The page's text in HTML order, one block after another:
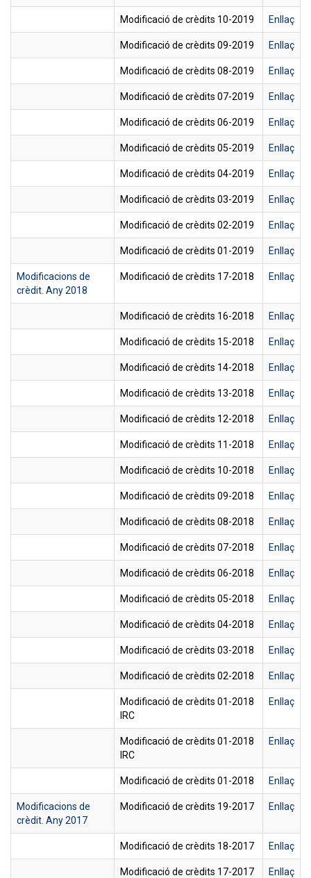
Modificació de crèdits 10-2019 Enllaç
Modificació de crèdits 09-2019 Enllaç
Modificació de crèdits 08-2019 Enllaç
Modificació de crèdits 07-2019 Enllaç
Modificació de crèdits 06-2019 Enllaç
Modificació de crèdits 05-2019 Enllaç
Modificació de crèdits 04-2019 Enllaç
Modificació de crèdits 03-2019 Enllaç
Modificació de crèdits 02-2019 Enllaç
Modificació de crèdits 01-2019 Enllaç
Modificacions de
crèdit. Any 2018
Modificació de crèdits 17-2018 Enllaç
Modificació de crèdits 16-2018 Enllaç
Modificació de crèdits 15-2018 Enllaç
Modificació de crèdits 14-2018 Enllaç
Modificació de crèdits 13-2018 Enllaç
Modificació de crèdits 12-2018 Enllaç
Modificació de crèdits 11-2018 Enllaç
Modificació de crèdits 10-2018 Enllaç
Modificació de crèdits 09-2018 Enllaç
Modificació de crèdits 08-2018 Enllaç
Modificació de crèdits 07-2018 Enllaç
Modificació de crèdits 06-2018 Enllaç
Modificació de crèdits 05-2018 Enllaç
Modificació de crèdits 04-2018 Enllaç
Modificació de crèdits 03-2018 Enllaç
Modificació de crèdits 02-2018 Enllaç
Modificació de crèdits 01-2018
IRC
Enllaç
Modificació de crèdits 01-2018
IRC
Enllaç
Modificació de crèdits 01-2018 Enllaç
Modificacions de
crèdit. Any 2017
Modificació de crèdits 19-2017 Enllaç
Modificació de crèdits 18-2017 Enllaç
Modificació de crèdits 17-2017 Enllaç